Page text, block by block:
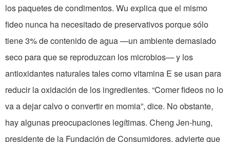
los paquetes de condimentos. Wu explica que el mismo
fideo nunca ha necesitado de preservativos porque sólo
tiene 3% de contenido de agua —un ambiente demasiado
seco para que se reproduzcan los microbios— y los
antioxidantes naturales tales como vitamina E se usan para
reducir la oxidación de los ingredientes. “Comer fideos no lo
va a dejar calvo o convertir en momia”, dice. No obstante,
hay algunas preocupaciones legítimas. Cheng Jen-hung,
presidente de la Fundación de Consumidores, advierte que